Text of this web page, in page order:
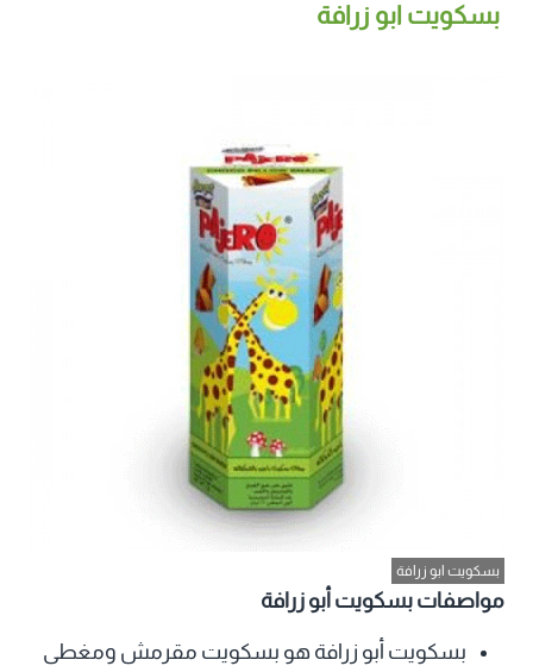
بسكويت ابو زرافة
بسكويت ابو زرافة
مواصفات بسكويت أبو زرافة
بسكويت أبو زرافة هو بسكويت مقرمش ومغطى